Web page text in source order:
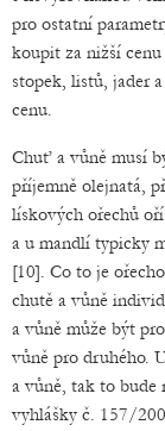
pro ostatní
koupit za nižší
stopek, listů, jader
cenu.
Chuť a vůně musí
příjemně olejnatá,
lískových ořechů
a u mandlí typicky
[10]. Co to je
chutě a vůně
a vůně může být
vůně pro druhého.
a vůně, tak to bude
vyhlášky č. 157/